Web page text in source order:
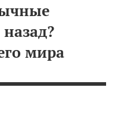
мира